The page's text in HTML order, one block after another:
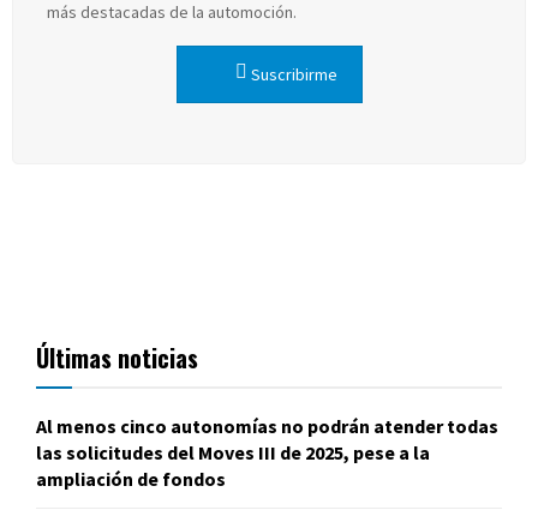
más destacadas de la automoción.
Suscribirme
Últimas noticias
Al menos cinco autonomías no podrán atender todas
las solicitudes del Moves III de 2025, pese a la
ampliación de fondos